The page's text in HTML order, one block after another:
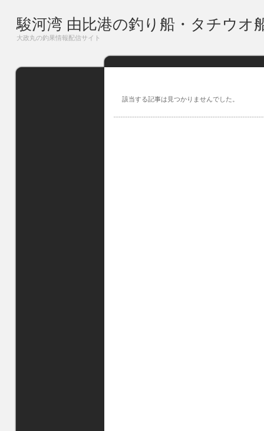
駿河湾 由比港の釣り船・タチウオ
大政丸の釣果情報配信サイト
該当する記事は見つかりませんでした。